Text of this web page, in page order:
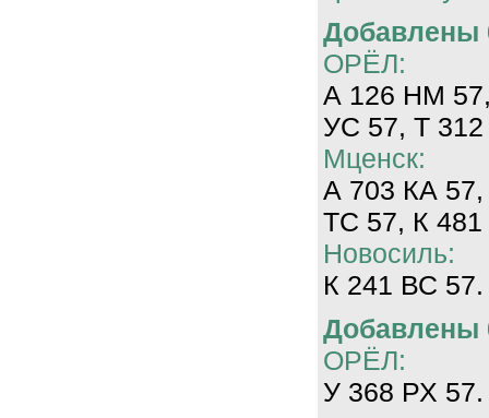
Добавлены
ОРЁЛ:
А 126 НМ
УС 57, Т
Мценск:
А 703 КА
ТС 57, К
Новосиль:
К 241 ВС 57.
Добавлены
ОРЁЛ:
У 368 РХ 57.